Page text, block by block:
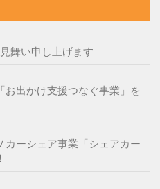
舞い申し上げます
お出かけ支援つなぐ事業」を
カーシェア事業「シェアカー